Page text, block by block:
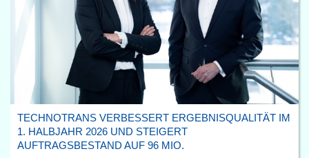
TECHNOTRANS VERBESSERT ERGEBNISQUALITÄT IM
1. HALBJAHR 2026 UND STEIGERT
AUFTRAGSBESTAND AUF 96 MIO.